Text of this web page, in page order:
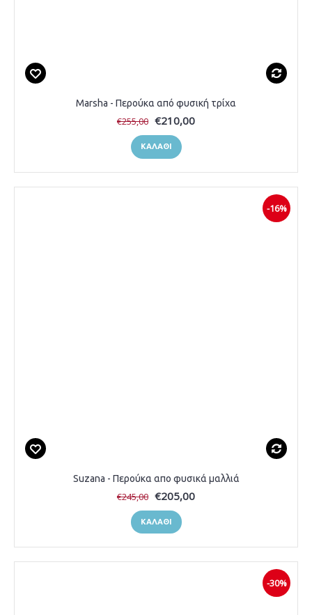
Marsha - Περούκα από φυσική τρίχα
€255,00 €210,00
ΚΑΛΆΘΙ
-16%
Suzana - Περούκα απο φυσικά μαλλιά
€245,00 €205,00
ΚΑΛΆΘΙ
-30%